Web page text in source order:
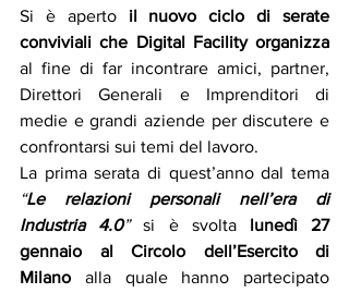
Si è aperto il nuovo ciclo di serate
conviviali che Digital Facility organizza
al fine di far incontrare amici, partner,
Direttori Generali e Imprenditori di
medie e grandi aziende per discutere e
confrontarsi sui temi del lavoro.
“Le relazioni personali nell’era di
Industria 4.0” si è svolta lunedì 27
gennaio al Circolo dell’Esercito di
Milano alla quale hanno partecipato